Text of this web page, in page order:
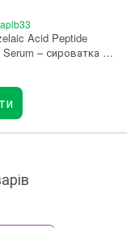
Acid Peptide
Serum – сироватка з
кислотою і
40 мл